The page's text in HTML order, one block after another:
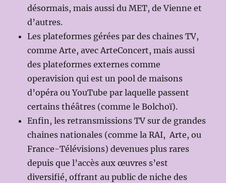
désormais, mais aussi du MET, de Vienne et
d’autres.
Les plateformes gérées par des chaines TV,
comme Arte, avec ArteConcert, mais aussi
des plateformes externes comme
operavision qui est un pool de maisons
d’opéra ou YouTube par laquelle passent
certains théâtres (comme le Bolchoï).
Enfin, les retransmissions TV sur de grandes
chaines nationales (comme la RAI, Arte, ou
France-Télévisions) devenues plus rares
depuis que l’accès aux œuvres s’est
diversifié, offrant au public de niche des